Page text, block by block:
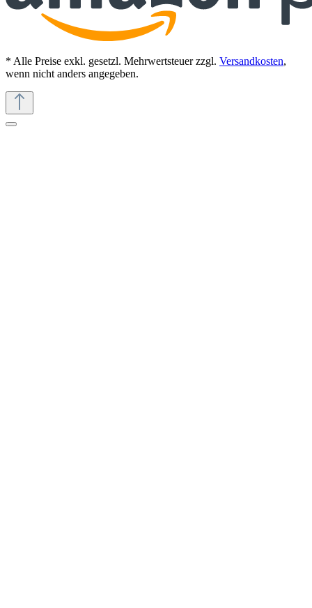
* Alle Preise exkl. gesetzl. Mehrwertsteuer zzgl. Versandkosten,
wenn nicht anders angegeben.